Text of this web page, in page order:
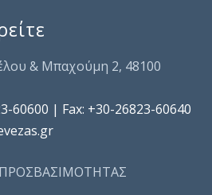
& Μπαχούμη 2, 48100
60600 | Fax: +30-26823-60640